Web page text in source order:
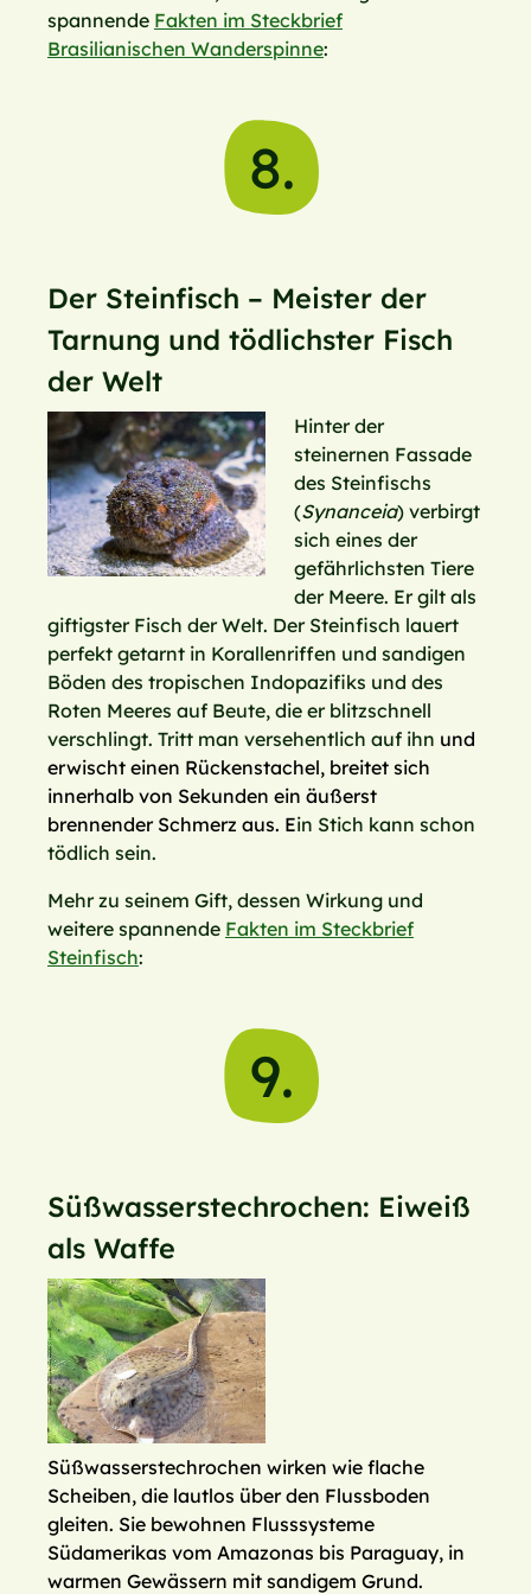
spannende Fakten im Steckbrief
Brasilianischen Wanderspinne:
8.
Der Steinfisch – Meister der
Tarnung und tödlichster Fisch
der Welt
Hinter der
steinernen Fassade
des Steinfischs
(Synanceia) verbirgt
sich eines der
gefährlichsten Tiere
der Meere. Er gilt als
giftigster Fisch der Welt. Der Steinfisch lauert
perfekt getarnt in Korallenriffen und sandigen
Böden des tropischen Indopazifiks und des
Roten Meeres auf Beute, die er blitzschnell
verschlingt. Tritt man versehentlich auf ihn und
erwischt einen Rückenstachel, breitet sich
innerhalb von Sekunden ein äußerst
brennender Schmerz aus. Ein Stich kann schon
tödlich sein.
Mehr zu seinem Gift, dessen Wirkung und
weitere spannende Fakten im Steckbrief
Steinfisch:
9.
Süßwasserstechrochen: Eiweiß
als Waffe
Süßwasserstechrochen wirken wie flache
Scheiben, die lautlos über den Flussboden
gleiten. Sie bewohnen Flusssysteme
Südamerikas vom Amazonas bis Paraguay, in
warmen Gewässern mit sandigem Grund.